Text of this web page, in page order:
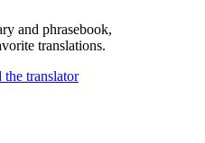
and phrasebook,
translations.